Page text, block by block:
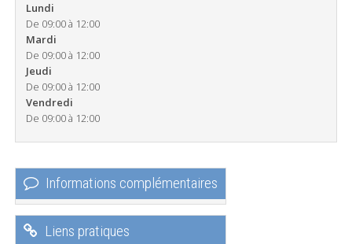
Lundi
De 09:00 à 12:00
Mardi
De 09:00 à 12:00
Jeudi
De 09:00 à 12:00
Vendredi
De 09:00 à 12:00
Informations complémentaires
Liens pratiques